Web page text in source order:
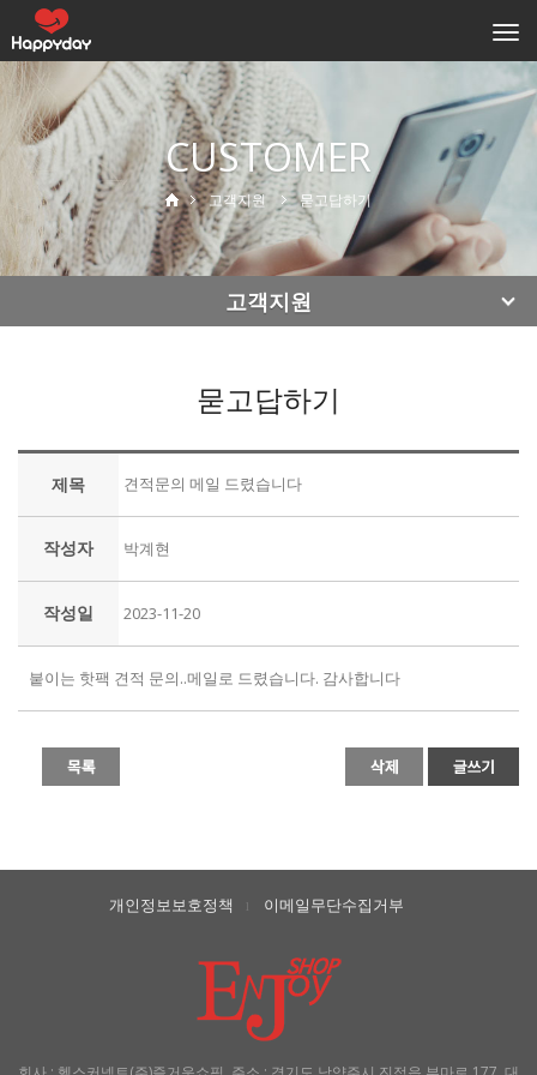
CUSTOMER
고객지원 묻고답하기
고객지원
묻고답하기
제목 견적문의 메일 드렸습니다
작성자 박계현
작성일 2023-11-20
붙이는 핫팩 견적 문의..메일로 드렸습니다. 감사합니다
개인정보보호정책 l 이메일무단수집거부